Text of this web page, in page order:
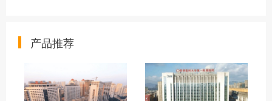
产品推荐